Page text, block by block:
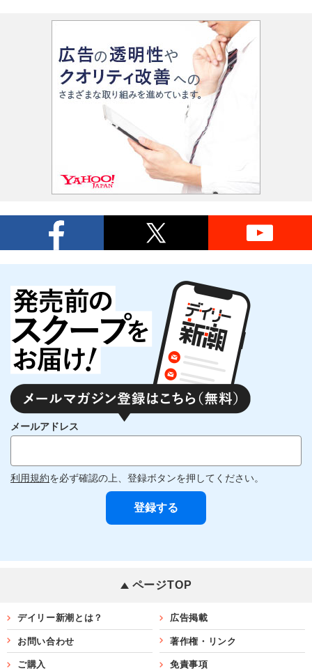
メールアドレス
利用規約を必ず確認の上、登録ボタンを押してください。
ページTOP
デイリー新潮とは？ 広告掲載
お問い合わせ 著作権・リンク
ご購入 免責事項